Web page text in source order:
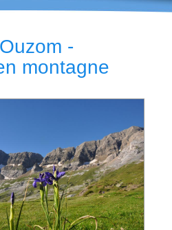
-
montagne